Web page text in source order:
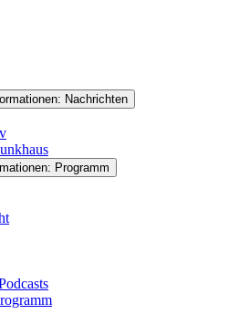
Nachrichten
Programm